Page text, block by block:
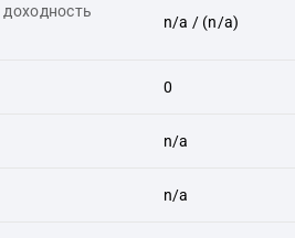
n/a / (n/a)
0
n/a
n/a